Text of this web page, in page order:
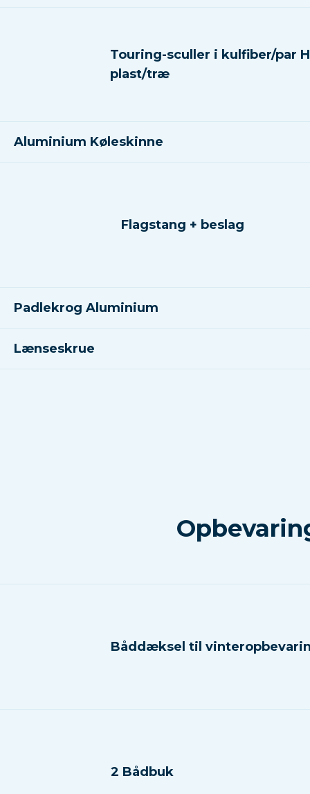
Touring-sculler i kulfiber/par
plast/træ
Aluminium Køleskinne
Flagstang + beslag
Padlekrog Aluminium
Lænseskrue
Båddæksel til
2 Bådbuk